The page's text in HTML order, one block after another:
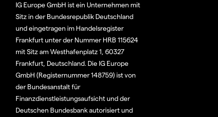
IG Europe GmbH ist ein Unternehmen mit
Sitz in der Bundesrepublik Deutschland
und eingetragen im Handelsregister
Frankfurt unter der Nummer HRB 115624
mit Sitz am Westhafenplatz 1, 60327
Frankfurt, Deutschland. Die IG Europe
GmbH (Registernummer 148759) ist von
der Bundesanstalt für
Finanzdienstleistungsaufsicht und der
Deutschen Bundesbank autorisiert und